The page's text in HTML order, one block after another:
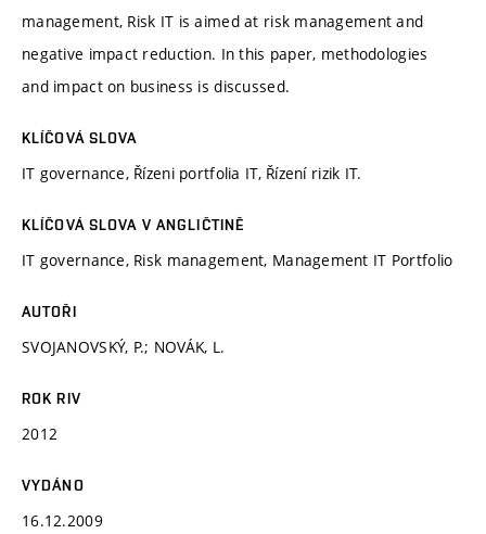
management, Risk IT is aimed at risk management and
negative impact reduction. In this paper, methodologies
and impact on business is discussed.
KLÍČOVÁ SLOVA
IT governance, Řízeni portfolia IT, Řízení rizik IT.
KLÍČOVÁ SLOVA V ANGLIČTINĚ
IT governance, Risk management, Management IT Portfolio
AUTOŘI
SVOJANOVSKÝ, P.; NOVÁK, L.
ROK RIV
2012
VYDÁNO
16.12.2009